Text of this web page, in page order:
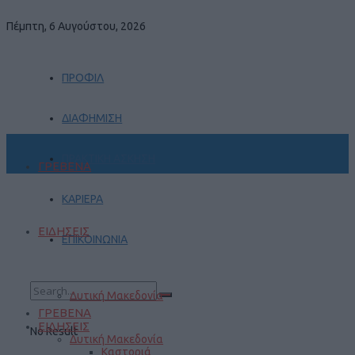
Πέμπτη, 6 Αυγούστου, 2026
ΠΡΟΦΙΛ
ΔΙΑΦΗΜΙΣΗ
ΚΑΡΙΕΡΑ
ΕΠΙΚΟΙΝΩΝΙΑ
No Result
ΓΡΕΒΕΝΑ
ΕΙΔΗΣΕΙΣ
Δυτική Μακεδονία
ΓΡΕΒΕΝΑ
ΕΙΔΗΣΕΙΣ
Δυτική Μακεδονία
Καστοριά